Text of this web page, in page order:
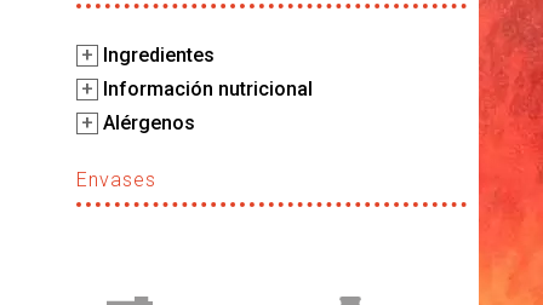
+ Ingredientes
+ Información nutricional
+ Alérgenos
Envases